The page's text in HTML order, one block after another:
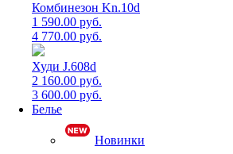
Комбинезон Kn.10d
1 590.00 руб.
4 770.00 руб.
Худи J.608d
2 160.00 руб.
3 600.00 руб.
Белье
Новинки